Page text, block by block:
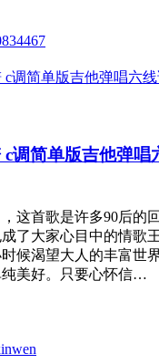
c调简单版吉他弹唱
这首歌是许多90后的
了大家心目中的情歌
候渴望大人的丰富世
美好。只要心怀信…